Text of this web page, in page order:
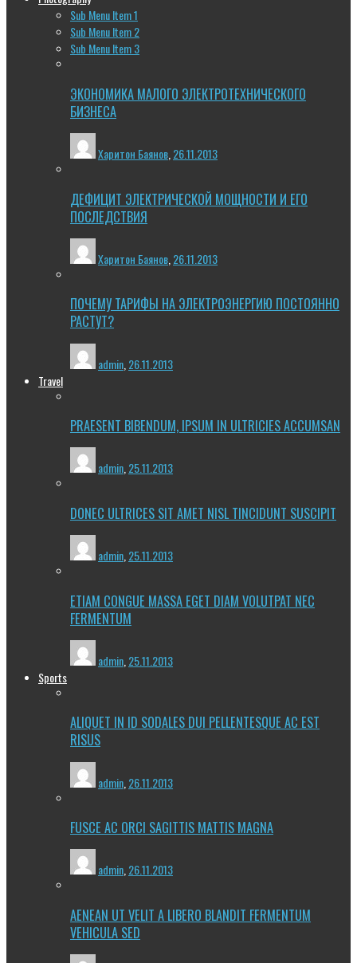
Sub Menu Item 1
Sub Menu Item 2
Sub Menu Item 3
ЭКОНОМИКА МАЛОГО ЭЛЕКТРОТЕХНИЧЕСКОГО
БИЗНЕСА
Харитон Баянов 26.11.2013
ДЕФИЦИТ ЭЛЕКТРИЧЕСКОЙ МОЩНОСТИ И ЕГО
ПОСЛЕДСТВИЯ
Харитон Баянов 26.11.2013
ПОЧЕМУ ТАРИФЫ НА ЭЛЕКТРОЭНЕРГИЮ ПОСТОЯННО
РАСТУТ?
admin 26.11.2013
Travel
PRAESENT BIBENDUM, IPSUM IN ULTRICIES ACCUMSAN
admin,25.11.2013
DONEC ULTRICES SIT AMET NISL TINCIDUNT SUSCIPIT
admin 25.11.2013
ETIAM CONGUE MASSA EGET DIAM VOLUTPAT NEC
FERMENTUM
admin 25.11.2013
Sports
ALIQUET IN ID SODALES DUI PELLENTESQUE AC EST
RISUS
admin 26.11.2013
FUSCE AC ORCI SAGITTIS MATTIS MAGNA
admin,26.11.2013
AENEAN UT VELIT A LIBERO BLANDIT FERMENTUM
VEHICULA SED